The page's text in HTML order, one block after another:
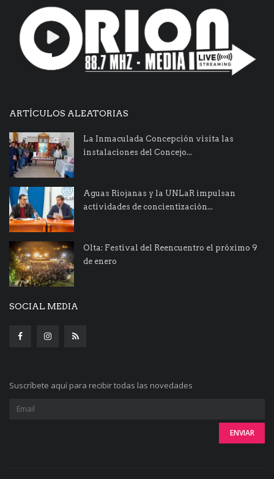
ARTÍCULOS ALEATORIAS
La Inmaculada Concepción visita las
instalaciones del Concejo...
Aguas Riojanas y la UNLaR impulsan
actividades de concientización...
Olta: Festival del Reencuentro el próximo 9
de enero
SOCIAL MEDIA
Suscríbete aquí para recibir todas las novedades